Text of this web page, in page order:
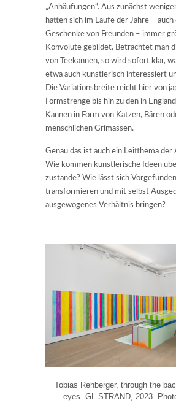
„Anhäufungen“. Aus zunächst
hätten sich im Laufe der Jahre – auch
Geschenke von Freunden – immer
Konvolute gebildet. Betrachtet man
von Teekannen, so wird sofort klar,
etwa auch künstlerisch interessiert
Die Variationsbreite reicht hier von
Formstrenge bis hin zu den in
Kannen in Form von Katzen, Bären
menschlichen Grimassen.
Genau das ist auch ein Leitthema der
Wie kommen künstlerische Ideen
zustande? Wie lässt sich
transformieren und mit selbst
ausgewogenes Verhältnis bringen?
Tobias Rehberger, through the
eyes. GL STRAND, 2023.